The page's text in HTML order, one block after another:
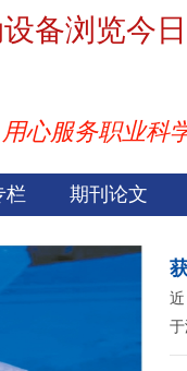
备浏览今
用心服务职业科
栏 期刊论文